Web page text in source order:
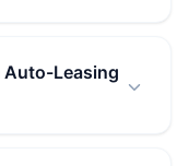
Auto-Leasing